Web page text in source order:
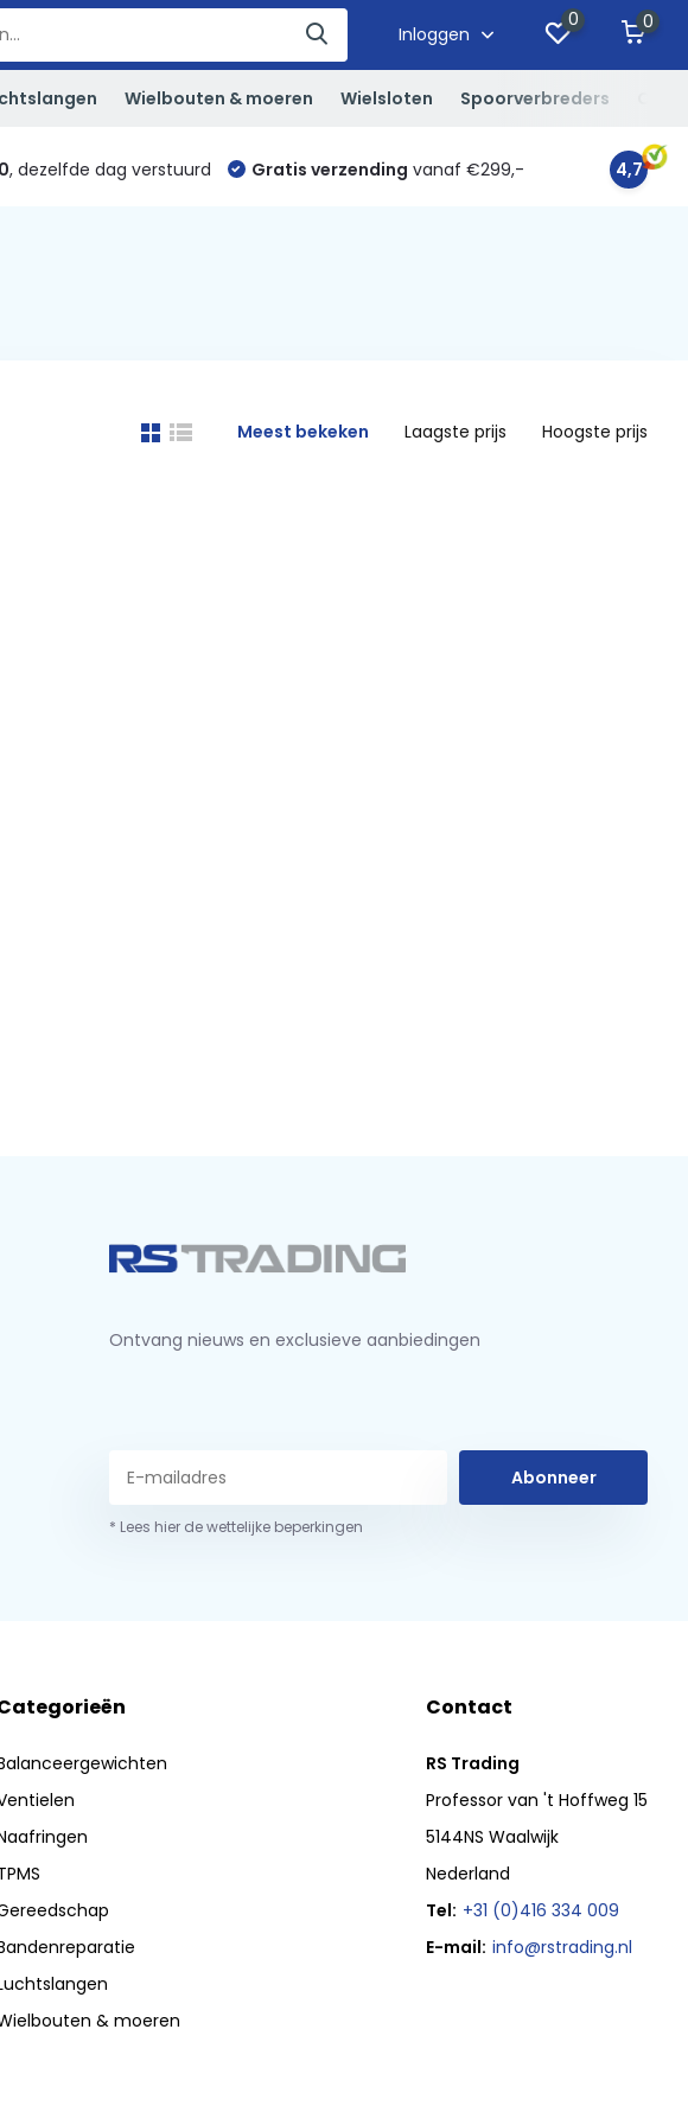
Inloggen
0 0
Wielbouten & moeren Wielsloten Spoorverbreders
, dezelfde dag verstuurd Gratis verzending vanaf €299,- 4,7
Meest bekeken Laagste prijs Hoogste prijs
Ontvang nieuws en exclusieve aanbiedingen
Abonneer
* Lees hier de wettelijke beperkingen
& moeren
Contact
RS Trading
Professor van 't Hoffweg 15
5144NS Waalwijk
Nederland
Tel: +31 (0)416 334 009
E-mail: info@rstrading.nl